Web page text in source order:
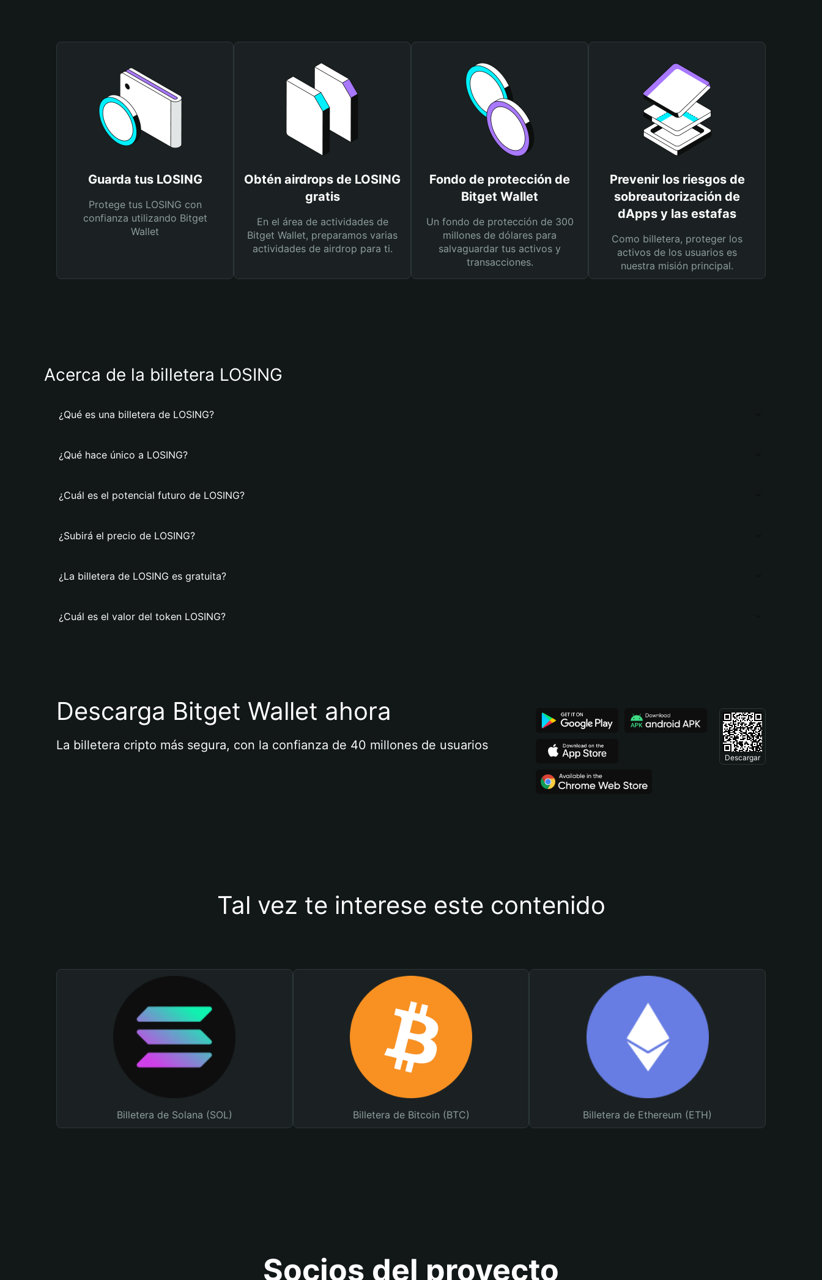
Guarda tus LOSING
Protege tus LOSING con
confianza utilizando Bitget
Wallet
Obtén airdrops de LOSING
gratis
En el área de actividades de
Bitget Wallet, preparamos varias
actividades de airdrop para ti.
Fondo de protección de
Bitget Wallet
Un fondo de protección de 300
millones de dólares para
salvaguardar tus activos y
transacciones.
Prevenir los riesgos de
sobreautorización de
dApps y las estafas
Como billetera, proteger los
activos de los usuarios es
nuestra misión principal.
Acerca de la billetera LOSING
¿Qué es una billetera de LOSING?
¿Qué hace único a LOSING?
¿Cuál es el potencial futuro de LOSING?
¿Subirá el precio de LOSING?
¿La billetera de LOSING es gratuita?
¿Cuál es el valor del token LOSING?
Descarga Bitget Wallet ahora
La billetera cripto más segura, con la confianza de 40 millones de usuarios
Descargar
Tal vez te interese este contenido
Billetera de Solana (SOL) Billetera de Bitcoin (BTC) Billetera de Ethereum (ETH)
Socios del proyecto